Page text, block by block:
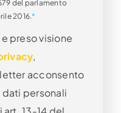
del parlamento
2016.*
preso visione
,
acconsento
personali